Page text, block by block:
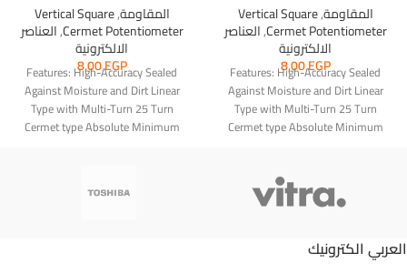
المقاومة,
Vertical Square
Cermet Potentiometer
,العناصر
الالكترونية
8,00EGP
Features: High-Accuracy Sealed
Against Moisture and Dirt Linear
Type with Multi-Turn 25 Turn
Cermet type Absolute Minimum
المقاومة,
Vertical Square
Cermet Potentiometer
,العناصر
الالكترونية
8,00EGP
Features: High-Accuracy Sealed
Against Moisture and Dirt Linear
Type with Multi-Turn 25 Turn
Cermet type Absolute Minimum
العربي الكترونيك